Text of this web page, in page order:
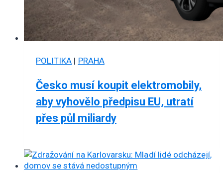
POLITIKA | PRAHA
Česko musí koupit elektromobily,
aby vyhovělo předpisu EU, utratí
přes půl miliardy